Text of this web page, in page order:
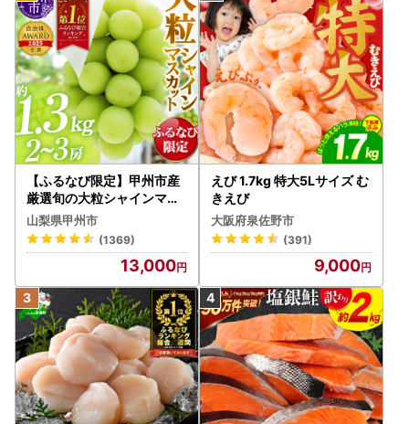
【ふるなび限定】甲州市産
厳選旬の大粒シャインマス
カット 約1.3kg 2～3房【2
026年発送】（MG）B12-
472 FN-Limited-VO シャ
インマスカット フルーツ
山梨県甲州市
(1369)
13,000
えび 1.7kg 特大5Lサイズ む
きえび
大阪府泉佐野市
(391)
9,000